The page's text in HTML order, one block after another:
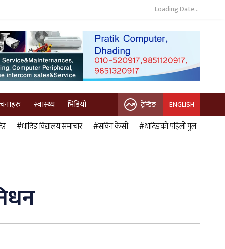
Loading Date...
स्वास्थ्य भिडियो ट्रेन्डिङ ENGLISH
#धादिङ विद्यालय समाचार #सविन केसी #धादिङको पहिलो पुल